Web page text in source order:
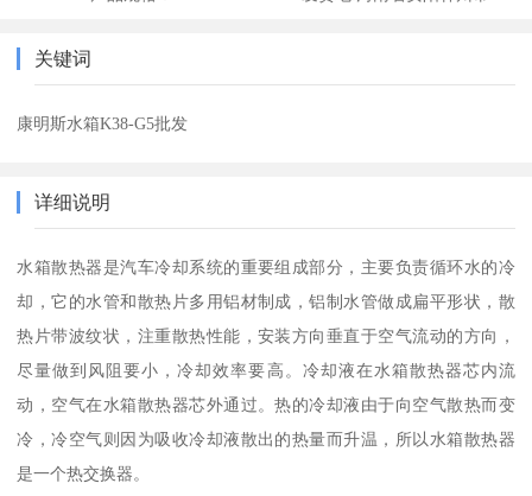
关键词
康明斯水箱K38-G5批发
详细说明
水箱散热器是汽车冷却系统的重要组成部分，主要负责循环水的冷
却，它的水管和散热片多用铝材制成，铝制水管做成扁平形状，散
热片带波纹状，注重散热性能，安装方向垂直于空气流动的方向，
尽量做到风阻要小，冷却效率要高。冷却液在水箱散热器芯内流
动，空气在水箱散热器芯外通过。热的冷却液由于向空气散热而变
冷，冷空气则因为吸收冷却液散出的热量而升温，所以水箱散热器
是一个热交换器。